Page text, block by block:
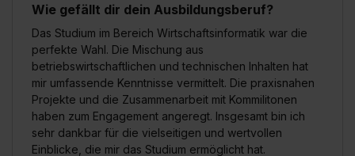
Wie gefällt dir dein Ausbildungsberuf?
Das Studium im Bereich Wirtschaftsinformatik war die
perfekte Wahl. Die Mischung aus
betriebswirtschaftlichen und technischen Inhalten hat
mir umfassende Kenntnisse vermittelt. Die praxisnahen
Projekte und die Zusammenarbeit mit Kommilitonen
haben zum Engagement angeregt. Insgesamt bin ich
sehr dankbar für die vielseitigen und wertvollen
Einblicke, die mir das Studium ermöglicht hat.